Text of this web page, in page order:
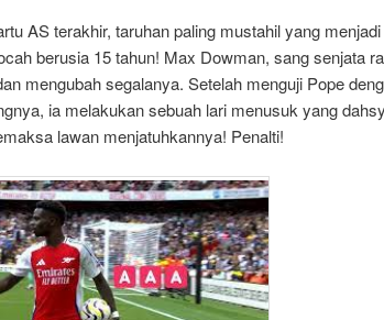
AS terakhir, taruhan paling mustahil yang
berusia 15 tahun! Max Dowman, sang senjata
mengubah segalanya. Setelah menguji Pope
ia melakukan sebuah lari menusuk yang
lawan menjatuhkannya! Penalti!